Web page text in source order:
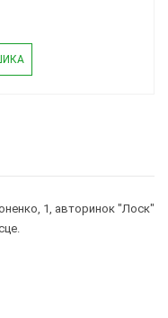
1, авторинок "Лоск"